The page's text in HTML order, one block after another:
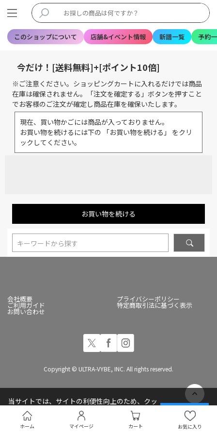
このショップについて 店舗&イベント情報 新譜一覧 予約
ホーム マイページ カート お気に入り
今だけ！[送料無料]+[ポイント10倍]
※ご注意ください。ショッピングカートに入れるだけでは商品
在庫は確保されません。「注文を確定する」ボタンを押すこと
でお客様のご注文が確定し商品在庫を確保いたします。
現在、買い物かごには商品が入っておりません。
お買い物を続けるには下の 「お買い物を続ける」 をクリ
ックしてください。
お買い物を続ける
キーワードから探す
会社概要 プライバシーポリシー
ご利用ガイド 特定商取引法に基づく表示
お問い合わせ
Copyright © ULTRA-VYBE, INC. All rights reserved.
当サイトでは、サイトの利便性向上のため、クッ
キー(Cookie)を使用しています
プライバシーポリシー
承諾する